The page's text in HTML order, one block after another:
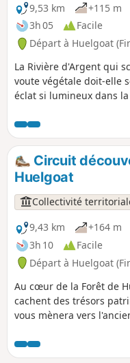
9,53 km
+115 m
3h 05
Facile
Départ à Huelgoat
La Rivière d'Argent qui
voute végétale doit-elle
éclat si lumineux dans
échappées de l'ancienne
parent d'une telle
qui suit le canal
mine puis le cours
vous apportera peut-être
semblerait que le circuit
praticable entre les
à ceux qui seraient
aventurer de le
des avis.
Circuit
Huelgoat
Collectivité
9,43 km
+164 m
3h 10
Facile
Départ à Huelgoat
Au cœur de la Forêt de
cachent des trésors
vous mènera vers
légendaire.